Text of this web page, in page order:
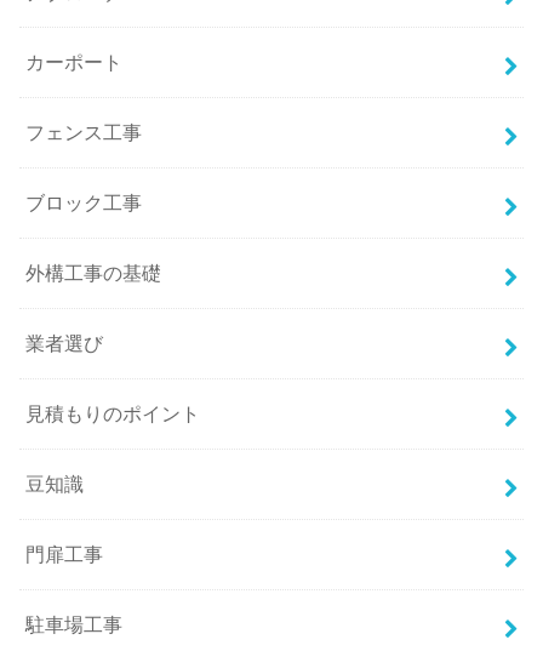
カーポート
フェンス工事
ブロック工事
外構工事の基礎
業者選び
見積もりのポイント
豆知識
門扉工事
駐車場工事